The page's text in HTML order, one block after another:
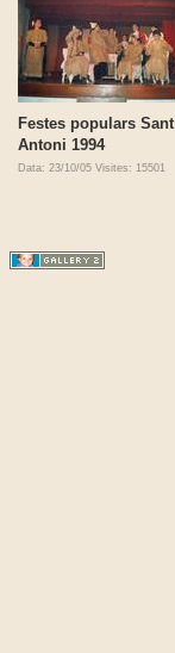
Festes populars Sant
Antoni 1994
Data: 23/10/05 Visites: 15501